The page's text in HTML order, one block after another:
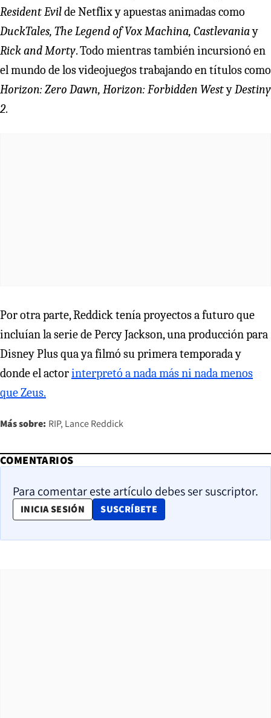
Resident Evilde Netflix y apuestas animadas como
DuckTales, The Legend of Vox Machina, Castlevaniay
Rick and Morty. Todo mientras también incursionó en
el mundo de los videojuegos trabajando en títulos como
Horizon: Zero Dawn, Horizon: Forbidden WestyDestiny
2.
Por otra parte, Reddick tenía proyectos a futuro que
incluían la serie de Percy Jackson, una producción para
Disney Plus qua ya filmó su primera temporada y
donde el actorinterpretó a nada más ni nada menos
que Zeus.
Más sobre: RIP Lance Reddick
COMENTARIOS
Para comentar este artículo debes ser suscriptor.
INICIA SESIÓN SUSCRÍBETE
OPENS IN NEW WINDOW